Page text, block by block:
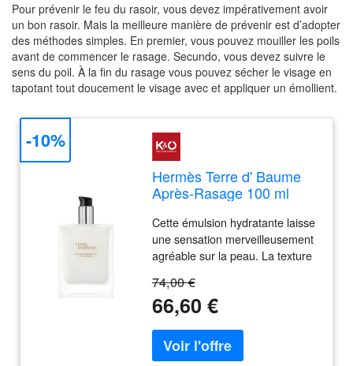
Pour prévenir le feu du rasoir, vous devez impérativement avoir
un bon rasoir. Mais la meilleure manière de prévenir est d’adopter
des méthodes simples. En premier, vous pouvez mouiller les poils
avant de commencer le rasage. Secundo, vous devez suivre le
sens du poil. À la fin du rasage vous pouvez sécher le visage en
tapotant tout doucement le visage avec et appliquer un émollient.
Hermès Terre d' Baume
Après-Rasage 100 ml
Cette émulsion hydratante laisse
une sensation merveilleusement
agréable sur la peau. La texture
rapidement, apaise le feu du
rasoir et laisse un parfum délicat.
La peau est merveilleusement
douce. Texture non grasse. Une
nouvelle façon de découvrir le
74,00 €
66,60 €
-10%